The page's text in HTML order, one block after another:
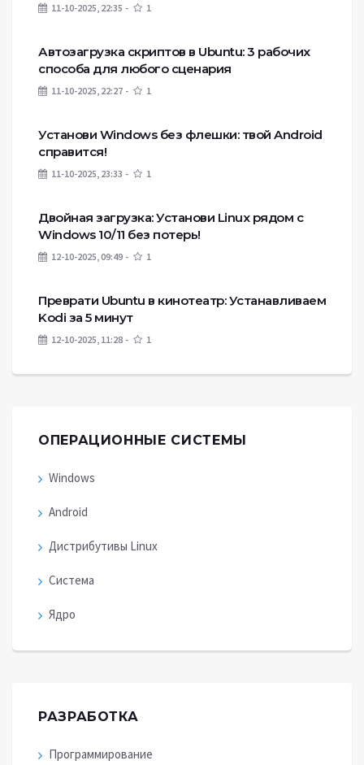
11-10-2025, 22:35 1
Автозагрузка скриптов в Ubuntu: 3 рабочих
способа для любого сценария
11-10-2025, 22:27 1
Установи Windows без флешки: твой Android
справится!
11-10-2025, 23:33 1
Двойная загрузка: Установи Linux рядом с
Windows 10/11 без потерь!
12-10-2025, 09:49 1
Преврати Ubuntu в кинотеатр: Устанавливаем
Kodi за 5 минут
12-10-2025, 11:28 1
ОПЕРАЦИОННЫЕ СИСТЕМЫ
Windows
Android
Дистрибутивы Linux
Система
Ядро
РАЗРАБОТКА
Программирование